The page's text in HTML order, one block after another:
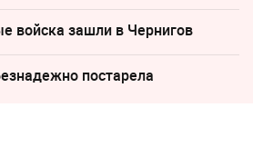
войска зашли в Чернигов
постарела